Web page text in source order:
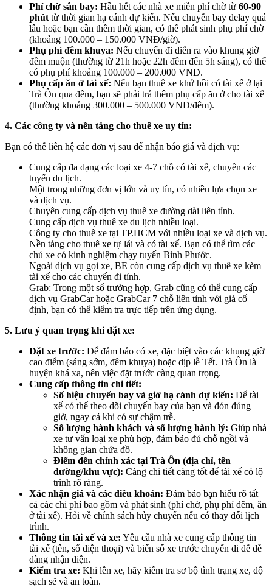
Phí chờ sân bay: Hầu hết các nhà xe miễn phí chờ từ 60-90
phút từ thời gian hạ cánh dự kiến. Nếu chuyến bay delay quá
lâu hoặc bạn cần thêm thời gian, có thể phát sinh phụ phí chờ
(khoảng 100.000 – 150.000 VNĐ/giờ).
Phụ phí đêm khuya: Nếu chuyến đi diễn ra vào khung giờ
đêm muộn (thường từ 21h hoặc 22h đêm đến 5h sáng), có thể
có phụ phí khoảng 100.000 – 200.000 VNĐ.
Phụ cấp ăn ở tài xế: Nếu bạn thuê xe khứ hồi có tài xế ở lại
Trà Ôn qua đêm, bạn sẽ phải trả thêm phụ cấp ăn ở cho tài xế
(thường khoảng 300.000 – 500.000 VNĐ/đêm).
4. Các công ty và nền tảng cho thuê xe uy tín:
Bạn có thể liên hệ các đơn vị sau để nhận báo giá và dịch vụ:
Cung cấp đa dạng các loại xe 4-7 chỗ có tài xế, chuyên các
tuyến du lịch.
Một trong những đơn vị lớn và uy tín, có nhiều lựa chọn xe
và dịch vụ.
Chuyên cung cấp dịch vụ thuê xe đường dài liên tỉnh.
Cung cấp dịch vụ thuê xe du lịch nhiều loại.
Công ty cho thuê xe tại TP.HCM với nhiều loại xe và dịch vụ.
Nền tảng cho thuê xe tự lái và có tài xế. Bạn có thể tìm các
chủ xe có kinh nghiệm chạy tuyến Bình Phước.
Ngoài dịch vụ gọi xe, BE còn cung cấp dịch vụ thuê xe kèm
tài xế cho các chuyến đi tỉnh.
Grab: Trong một số trường hợp, Grab cũng có thể cung cấp
dịch vụ GrabCar hoặc GrabCar 7 chỗ liên tỉnh với giá cố
định, bạn có thể kiểm tra trực tiếp trên ứng dụng.
5. Lưu ý quan trọng khi đặt xe:
Đặt xe trước: Để đảm bảo có xe, đặc biệt vào các khung giờ
cao điểm (sáng sớm, đêm khuya) hoặc dịp lễ Tết. Trà Ôn là
huyện khá xa, nên việc đặt trước càng quan trọng.
Cung cấp thông tin chi tiết:
Số hiệu chuyến bay và giờ hạ cánh dự kiến: Để tài
xế có thể theo dõi chuyến bay của bạn và đón đúng
giờ, ngay cả khi có sự chậm trễ.
Số lượng hành khách và số lượng hành lý: Giúp nhà
xe tư vấn loại xe phù hợp, đảm bảo đủ chỗ ngồi và
không gian chứa đồ.
Điểm đến chính xác tại Trà Ôn (địa chỉ, tên
đường/khu vực): Càng chi tiết càng tốt để tài xế có lộ
trình rõ ràng.
Xác nhận giá và các điều khoản: Đảm bảo bạn hiểu rõ tất
cả các chi phí bao gồm và phát sinh (phí chờ, phụ phí đêm, ăn
ở tài xế). Hỏi về chính sách hủy chuyến nếu có thay đổi lịch
trình.
Thông tin tài xế và xe: Yêu cầu nhà xe cung cấp thông tin
tài xế (tên, số điện thoại) và biển số xe trước chuyến đi để dễ
dàng nhận diện.
Kiểm tra xe: Khi lên xe, hãy kiểm tra sơ bộ tình trạng xe, độ
sạch sẽ và an toàn.